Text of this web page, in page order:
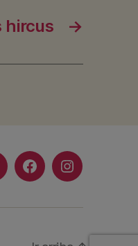
→
hircus
FacebookInstagram